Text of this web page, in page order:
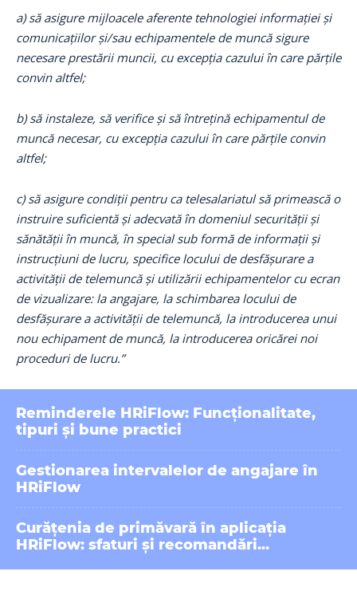
a) să asigure mijloacele aferente tehnologiei informației și
comunicațiilor și/sau echipamentele de muncă sigure
necesare prestării muncii, cu excepția cazului în care părțile
convin altfel;
b) să instaleze, să verifice și să întrețină echipamentul de
muncă necesar, cu excepția cazului în care părțile convin
altfel;
c) să asigure condiții pentru ca telesalariatul să primească o
instruire suficientă și adecvată în domeniul securității și
sănătății în muncă, în special sub formă de informații și
instrucțiuni de lucru, specifice locului de desfășurare a
activității de telemuncă și utilizării echipamentelor cu ecran
de vizualizare: la angajare, la schimbarea locului de
desfășurare a activității de telemuncă, la introducerea unui
nou echipament de muncă, la introducerea oricărei noi
proceduri de lucru.”
Reminderele HRiFlow: Funcționalitate,
tipuri și bune practici
Gestionarea intervalelor de angajare în
HRiFlow
Curățenia de primăvară în aplicația
HRiFlow: sfaturi și recomandări...